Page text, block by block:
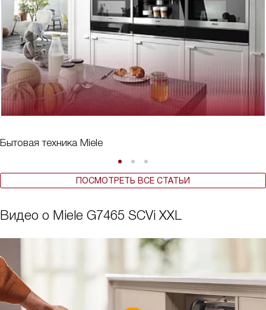
Бытовая техника Miele
ПОСМОТРЕТЬ ВСЕ СТАТЬИ
Видео о Miele G7465 SCVi XXL